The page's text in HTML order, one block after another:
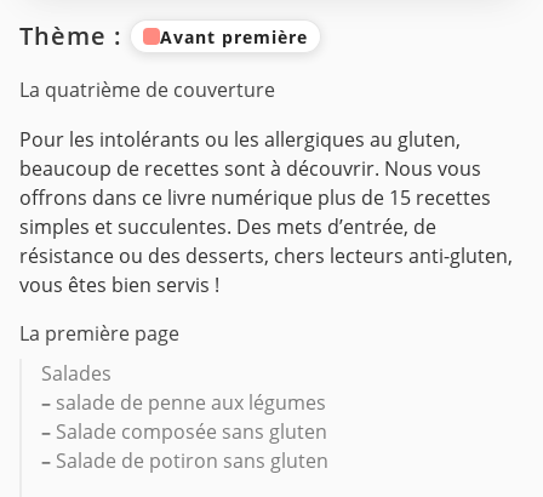
Thème : Avant première
La quatrième de couverture
Pour les intolérants ou les allergiques au gluten,
beaucoup de recettes sont à découvrir. Nous vous
offrons dans ce livre numérique plus de 15 recettes
simples et succulentes. Des mets d’entrée, de
résistance ou des desserts, chers lecteurs anti-gluten,
vous êtes bien servis !
La première page
Salades
– salade de penne aux légumes
– Salade composée sans gluten
– Salade de potiron sans gluten